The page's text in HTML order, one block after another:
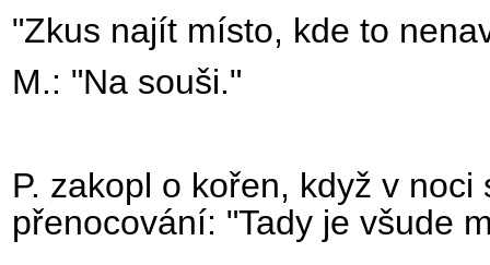
"Zkus najít místo, kde to
M.: "Na souši."
P. zakopl o kořen, když v
přenocování: "Tady je všude